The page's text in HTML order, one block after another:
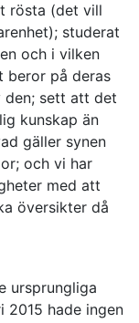
rösta (det vill
studerat
och i vilken
beror på deras
den; sett att det
kunskap än
gäller synen
och vi har
med att
översikter då
ursprungliga
2015 hade ingen